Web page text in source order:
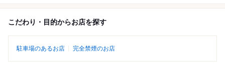
こだわり・目的からお店を探す
駐車場のあるお店 完全禁煙のお店